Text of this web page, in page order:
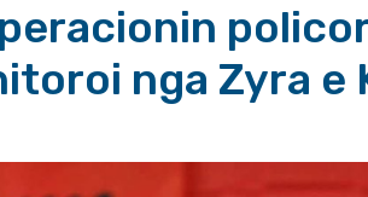
nga Zyra